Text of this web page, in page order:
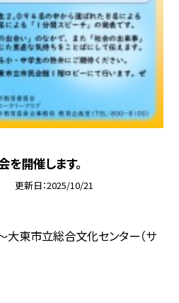
開催します。
更新日 2025/10/21
〜大東市立総合文化センター（サ